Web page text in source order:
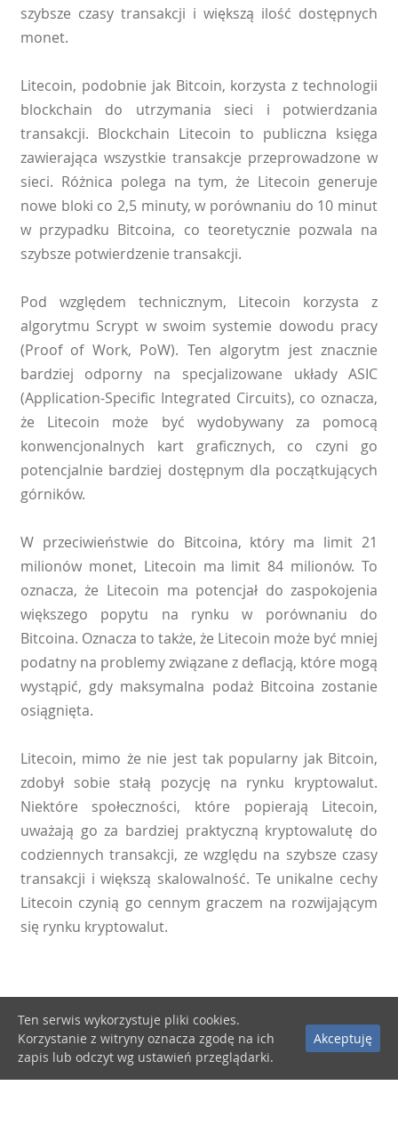
szybsze czasy transakcji i większą ilość dostępnych
monet.
Litecoin, podobnie jak Bitcoin, korzysta z technologii
blockchain do utrzymania sieci i potwierdzania
transakcji. Blockchain Litecoin to publiczna księga
zawierająca wszystkie transakcje przeprowadzone w
sieci. Różnica polega na tym, że Litecoin generuje
nowe bloki co 2,5 minuty, w porównaniu do 10 minut
w przypadku Bitcoina, co teoretycznie pozwala na
szybsze potwierdzenie transakcji.
Pod względem technicznym, Litecoin korzysta z
algorytmu Scrypt w swoim systemie dowodu pracy
(Proof of Work, PoW). Ten algorytm jest znacznie
bardziej odporny na specjalizowane układy ASIC
(Application-Specific Integrated Circuits), co oznacza,
że Litecoin może być wydobywany za pomocą
konwencjonalnych kart graficznych, co czyni go
potencjalnie bardziej dostępnym dla początkujących
górników.
W przeciwieństwie do Bitcoina, który ma limit 21
milionów monet, Litecoin ma limit 84 milionów. To
oznacza, że Litecoin ma potencjał do zaspokojenia
większego popytu na rynku w porównaniu do
Bitcoina. Oznacza to także, że Litecoin może być mniej
podatny na problemy związane z deflacją, które mogą
wystąpić, gdy maksymalna podaż Bitcoina zostanie
osiągnięta.
Litecoin, mimo że nie jest tak popularny jak Bitcoin,
zdobył sobie stałą pozycję na rynku kryptowalut.
Niektóre społeczności, które popierają Litecoin,
uważają go za bardziej praktyczną kryptowalutę do
codziennych transakcji, ze względu na szybsze czasy
transakcji i większą skalowalność. Te unikalne cechy
Litecoin czynią go cennym graczem na rozwijającym
się rynku kryptowalut.
Ten serwis wykorzystuje pliki cookies.
Korzystanie z witryny oznacza zgodę na ich
zapis lub odczyt wg ustawień przeglądarki.
Akceptuję